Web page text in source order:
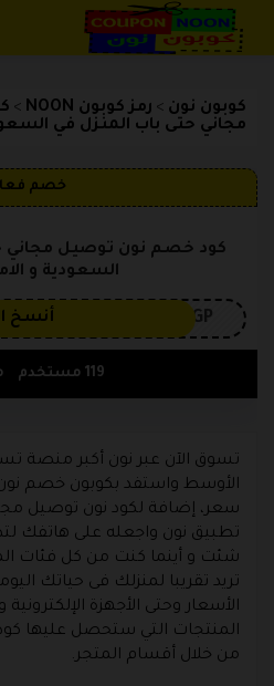
كوبون نون > رمز كوبون NOON >
مجاني حتى باب المنزل في
خصم
كود خصم نون توصيل مجاني
السعودية و
3GP أنسخ
119 مستخدم
تسوق الآن عبر نون أكبر منصة
الأوسط واستفد بكوبون خصم
سعر، إضافة لكود نون توصيل
تطبيق نون واجعله على هاتفك
شئت و أينما كنت من كل فئات
تريد تقريبا لمنزلك فى حياتك
الأسعار وحتى الأجهزة
المنتجات التي ستحصل عليها
من خلال أقسام المتجر.